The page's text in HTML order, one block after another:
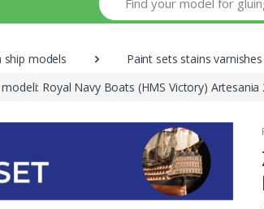
ship models
Paint sets stains
Royal Navy Boats (HMS Victory) Artesania